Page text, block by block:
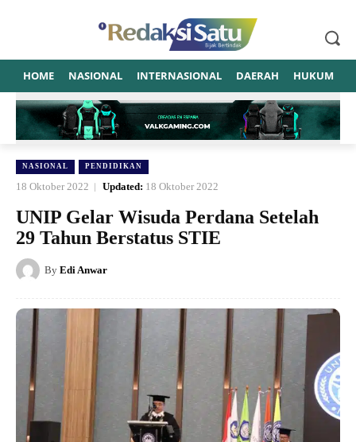
HOME NASIONAL INTERNASIONAL DAERAH HUKUM
NASIONAL PENDIDIKAN
18 Oktober 2022 Updated: 18 Oktober 2022
UNIP Gelar Wisuda Perdana Setelah
29 Tahun Berstatus STIE
By Edi Anwar